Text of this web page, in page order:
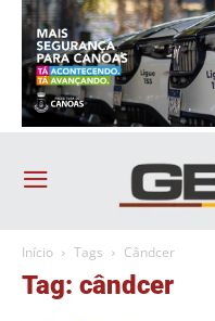
Início Tags Cândcer
Tag: cândcer